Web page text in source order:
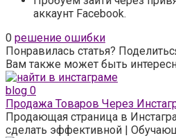
аккаунт Facebook.
0 решение ошибки
Понравилась статья?
Вам также может быть
blog 0
Продажа Товаров Через
Продающая страница в
сделать эффективной |